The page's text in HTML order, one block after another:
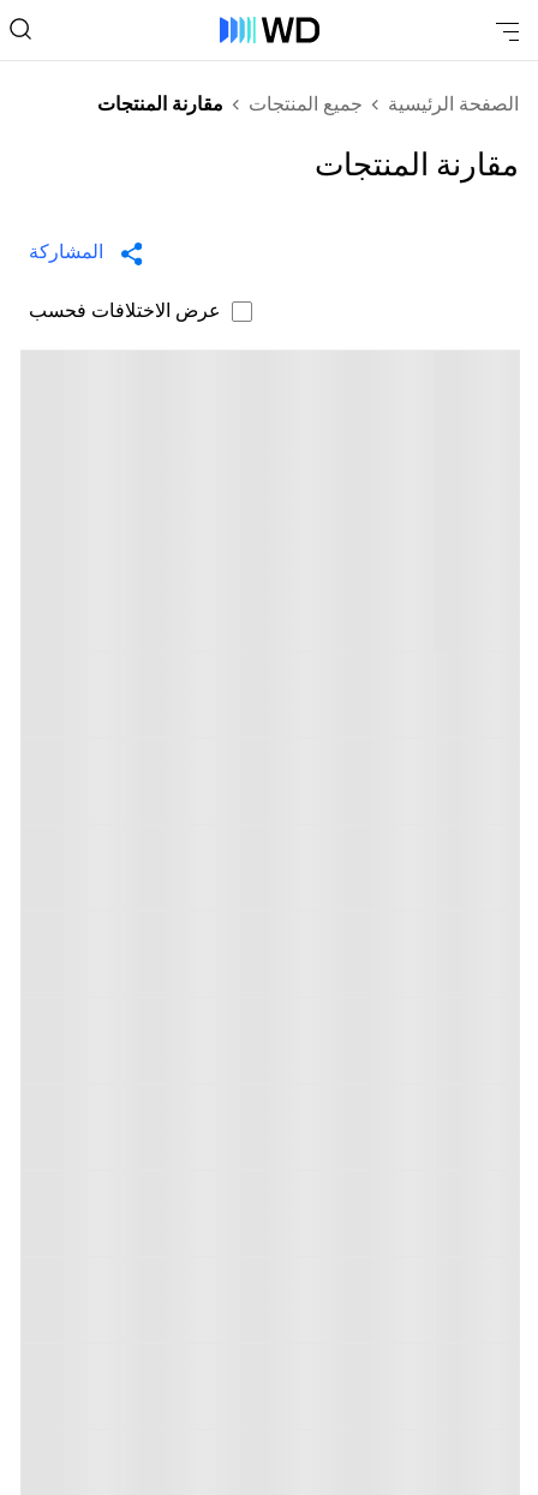
الصفحة الرئيسية جميع المنتجات مقارنة المنتجات
مقارنة المنتجات
المشاركة
عرض الاختلافات فحسب